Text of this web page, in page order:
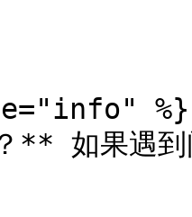
%}
** 如果遇到